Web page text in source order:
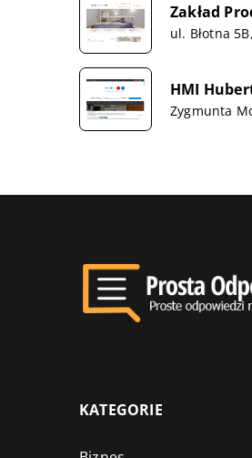
Zakład
ul. Błotna
HMI
Zygmunta
KATEGORIE